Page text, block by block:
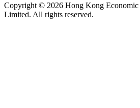
Copyright © 2026 Hong Kong Economic
Limited. All rights reserved.